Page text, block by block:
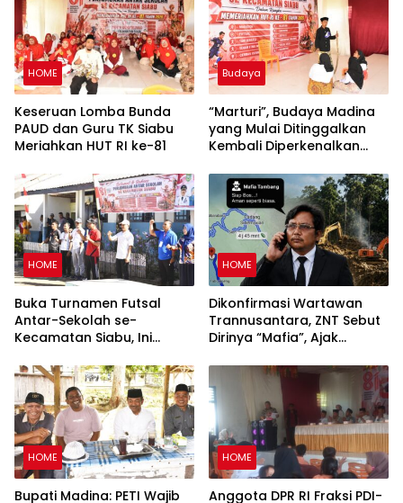
HOME
Keseruan Lomba Bunda
PAUD dan Guru TK Siabu
Meriahkan HUT RI ke-81
Budaya
“Marturi”, Budaya Madina
yang Mulai Ditinggalkan
Kembali Diperkenalkan
di Siabu
HOME
Buka Turnamen Futsal
Antar-Sekolah se-
Kecamatan Siabu, Ini
HOME
Dikonfirmasi Wartawan
Trannusantara, ZNT Sebut
Dirinya “Mafia”, Ajak
Klarifikasi Dugaan PETI
HOME
Bupati Madina: PETI Wajib
HOME
Anggota DPR RI Fraksi PDI-